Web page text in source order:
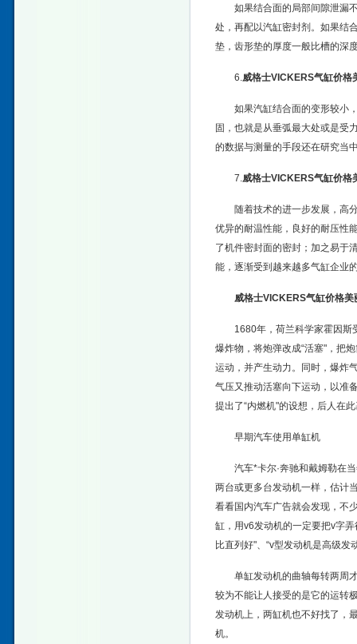
如果结合面的局部间隙泄漏
处，再配以汽缸密封剂。如果结
垫，齿形垫的厚度一般比槽的深
6.威格士VICKERS气缸价格
如果汽缸结合面的变形较小
固，也就是从垂弧最大处或是受
的数据与测量的手段还在研究当
7.威格士VICKERS气缸价格
随着技术的进一步发展，高
优异的耐温性能，良好的耐压性
了机件密封面的密封；加之易于
能，逐渐受到越来越多气缸企业
威格士VICKERS气缸价格美
1680年，荷兰科学家霍因斯
爆炸物，将炮弹改成“活塞"，把
运动，并产生动力。同时，爆炸
气压又推动活塞向下运动，以准
提出了“内燃机"的设想，后人在
早期汽车使用单缸机
汽车*卡尔·奔驰和戴姆勒在
两台或更多台发动机一样，估计
看看国内汽车广告就会发现，不
缸，用v6发动机的一定要把v字
比直列好"、“v型发动机是高级
单缸发动机的曲轴每转两周
较为不能让人接受的是它的运转
发动机上，两缸机也不好找了，
机。